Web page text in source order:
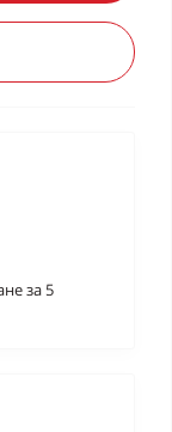
за 5